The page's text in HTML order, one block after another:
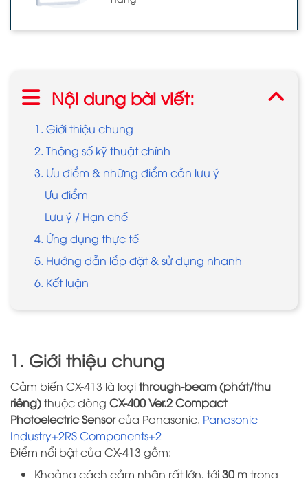
Nội dung bài viết:
1. Giới thiệu chung
2. Thông số kỹ thuật chính
3. Ưu điểm & những điểm cần lưu ý
Ưu điểm
Lưu ý / Hạn chế
4. Ứng dụng thực tế
5. Hướng dẫn lắp đặt & sử dụng nhanh
6. Kết luận
1. Giới thiệu chung
Cảm biến CX-413 là loạithrough-beam (phát/thu
riêng)thuộc dòng CX-400 Ver.2 Compact
Photoelectric Sensorcủa Panasonic. Panasonic
Industry+2RS Components+2
Điểm nổi bật của CX-413 gồm:
Khoảng cách cảm nhận rất lớn, tới30 mtrong